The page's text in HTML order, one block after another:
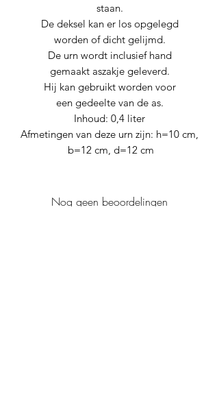
staan.
De deksel kan er los opgelegd
worden of dicht gelijmd.
De urn wordt inclusief hand
gemaakt aszakje geleverd.
Hij kan gebruikt worden voor
een gedeelte van de as.
Inhoud: 0,4 liter
Afmetingen van deze urn zijn: h=10 cm,
b=12 cm, d=12 cm
Nog geen beoordelingen